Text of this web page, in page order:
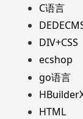
C语言
DIV+CSS
ecshop
go语言
HTML